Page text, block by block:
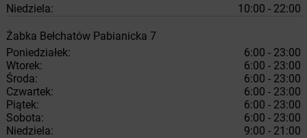
Niedziela:
10:00 - 22:00
Żabka Bełchatów Pabianicka 7
Poniedziałek:
6:00 - 23:00
Wtorek:
6:00 - 23:00
Środa:
6:00 - 23:00
Czwartek:
6:00 - 23:00
Piątek:
6:00 - 23:00
Sobota:
6:00 - 23:00
Niedziela:
9:00 - 21:00